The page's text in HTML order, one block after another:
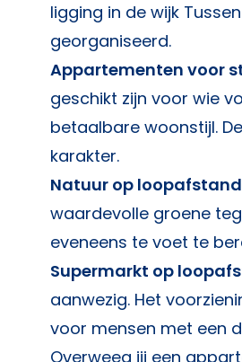
ligging in de wijk
georganiseerd.
Appartementen voor
geschikt zijn voor wie
betaalbare woonstijl.
karakter.
Natuur op
waardevolle groene
eveneens te voet te
Supermarkt op
aanwezig. Het
voor mensen met een
Overweeg jij een